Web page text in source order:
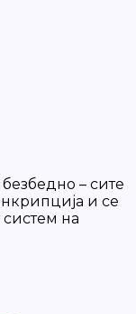
– сите
и се
на